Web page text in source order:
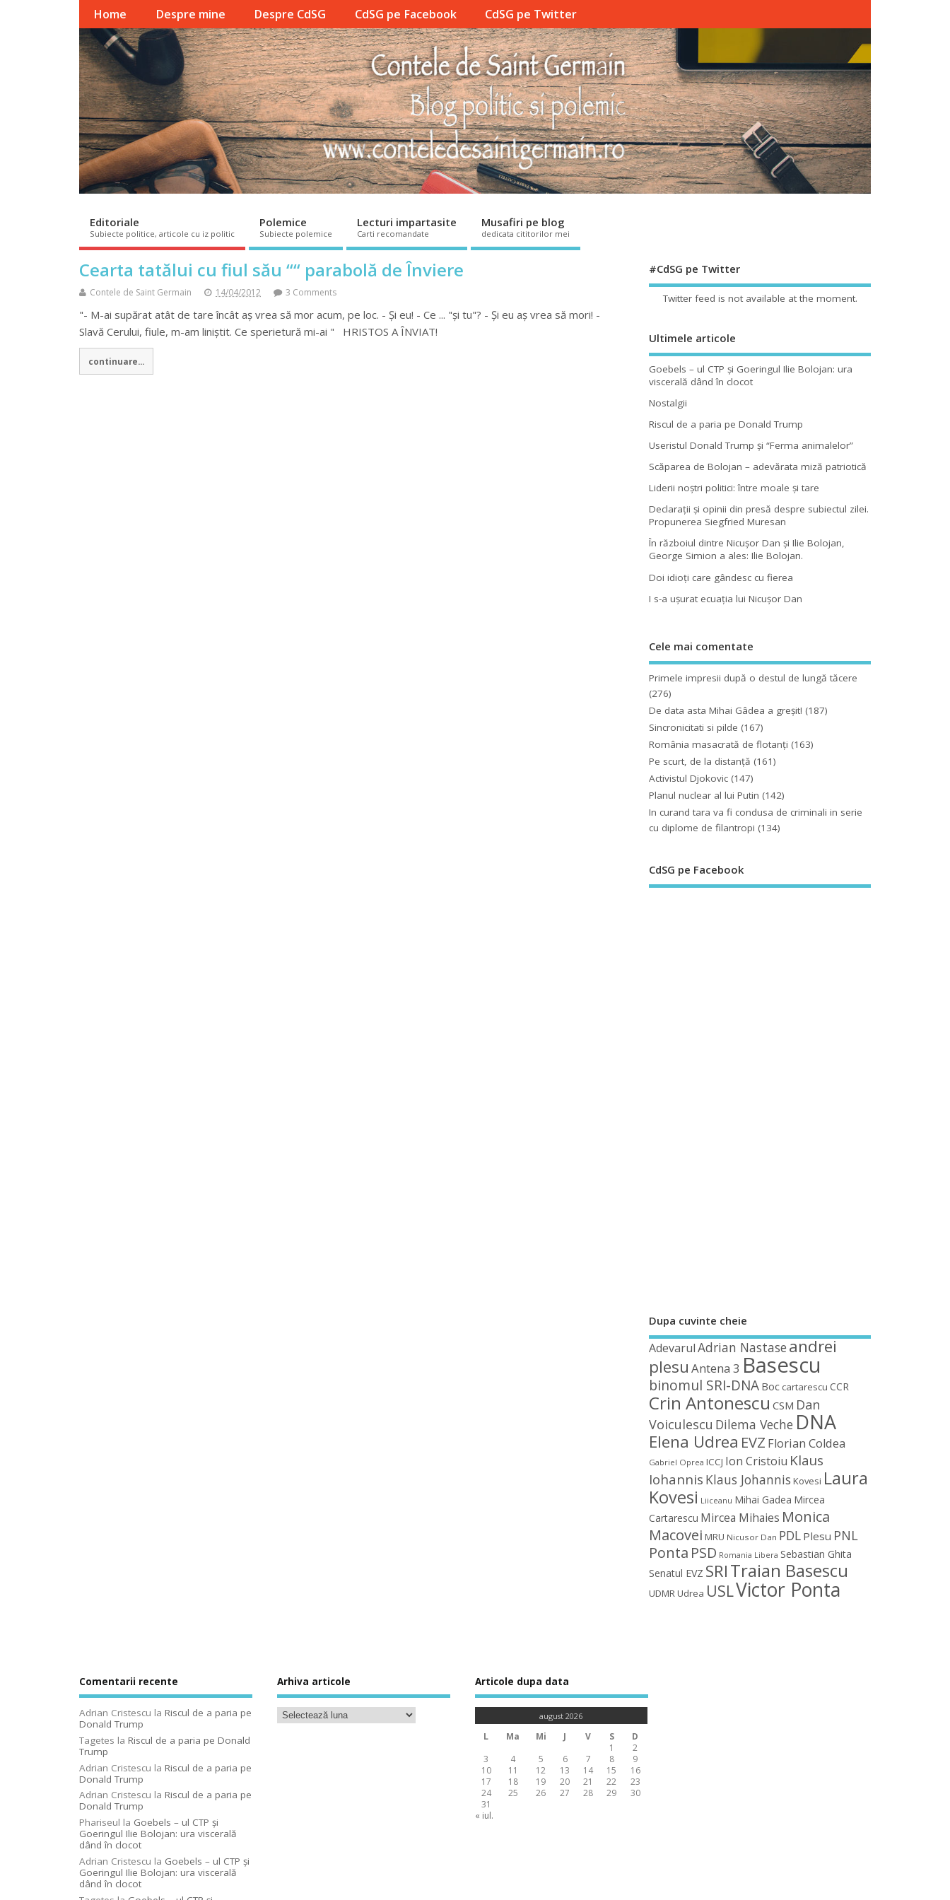
Home Despre mine Despre CdSG CdSG pe Facebook CdSG pe Twitter
Editoriale
Subiecte politice, articole cu iz politic
Polemice
Subiecte polemice
Lecturi impartasite
Carti recomandate
Musafiri pe blog
dedicata cititorilor mei
Cearta tatălui cu fiul său ““ parabolă de Înviere
Contele de Saint Germain 14/04/2012 3 Comments
"- M-ai supărat atât de tare încât aș vrea să mor acum, pe loc. - Și eu! - Ce ... "și tu"? - Și eu aș vrea să mori! -
Slavă Cerului, fiule, m-am liniștit. Ce sperietură mi-ai " HRISTOS A ÎNVIAT!
continuare...
#CdSG pe Twitter
Twitter feed is not available at the moment.
Ultimele articole
Goebels – ul CTP şi Goeringul Ilie Bolojan: ura
viscerală dând în clocot
Nostalgii
Riscul de a paria pe Donald Trump
Useristul Donald Trump şi “Ferma animalelor”
Scăparea de Bolojan – adevărata miză patriotică
Liderii noştri politici: între moale şi tare
Declaraţii şi opinii din presă despre subiectul zilei.
Propunerea Siegfried Muresan
În războiul dintre Nicuşor Dan şi Ilie Bolojan,
George Simion a ales: Ilie Bolojan.
Doi idioţi care gândesc cu fierea
I s-a uşurat ecuaţia lui Nicuşor Dan
Cele mai comentate
Primele impresii după o destul de lungă tăcere
(276)
De data asta Mihai Gâdea a greşit! (187)
Sincronicitati si pilde (167)
România masacrată de flotanţi (163)
Pe scurt, de la distanță (161)
Activistul Djokovic (147)
Planul nuclear al lui Putin (142)
In curand tara va fi condusa de criminali in serie
cu diplome de filantropi (134)
CdSG pe Facebook
Dupa cuvinte cheie
Adevarul Adrian Nastaseandrei
plesu Antena 3 Basescu
binomul SRI-DNA Boc cartarescu CCR
Crin Antonescu CSM Dan
Voiculescu Dilema Veche DNA
Elena Udrea EVZ Florian Coldea
Gabriel Oprea ICCJ Ion Cristoiu Klaus
Iohannis Klaus Johannis Kovesi Laura
Kovesi Liiceanu Mihai Gadea Mircea
Cartarescu Mircea Mihaies Monica
Macovei MRU Nicusor Dan PDL Plesu PNL
Ponta PSD Romania Libera Sebastian Ghita
Senatul EVZ SRITraian Basescu
UDMRUdrea USLVictor Ponta
Comentarii recente
Adrian Cristescu la Riscul de a paria pe
Donald Trump
Tagetes la Riscul de a paria pe Donald
Trump
Adrian Cristescu la Riscul de a paria pe
Donald Trump
Adrian Cristescu la Riscul de a paria pe
Donald Trump
Phariseul la Goebels – ul CTP şi
Goeringul Ilie Bolojan: ura viscerală
dând în clocot
Adrian Cristescu la Goebels – ul CTP şi
Goeringul Ilie Bolojan: ura viscerală
dând în clocot
Arhiva articole Articole dupa data
august 2026
L Ma Mi J V S
D
1
2
3
4 5 6 7 8
9
10
11 12 13 14 15
16
17
18 19 20 21 22
23
24
25 26 27 28 29
30
31
« iul.